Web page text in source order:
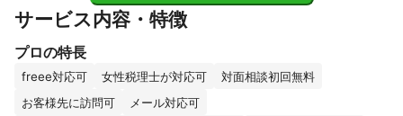
サービス内容・特徴
プロの特長
freee対応可 女性税理士が対応可
対面相談初回無料
お客様先に訪問可
メール対応可